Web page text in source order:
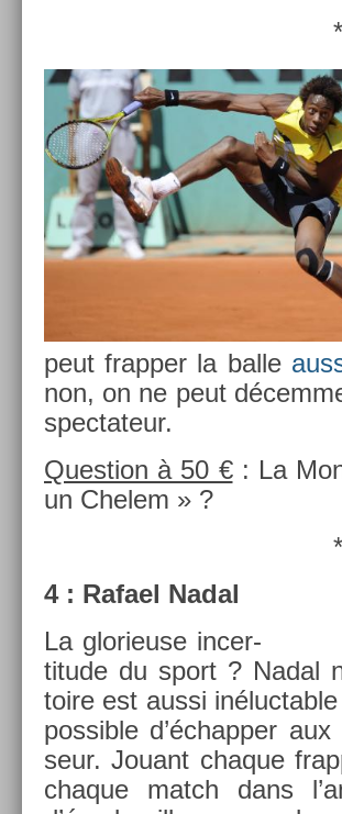
peut frapp­er la balle
non, on ne peut
spec­tateur.
Ques­tion à 50 €: La
un Chelem » ?
4 : Rafael Nadal
La glorieuse in­cer­
titude du sport ? Nadal
toire est aussi
pos­sible d’échapp­er
seur. Jouant chaque
chaque match dans